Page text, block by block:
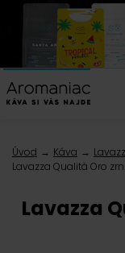
Úvod Káva
Lavazza Qualità Oro
Lavazza